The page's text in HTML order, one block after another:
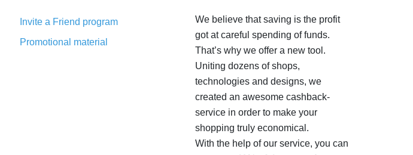
Invite a Friend program
Promotional material
We believe that saving is the profit
got at careful spending of funds.
That’s why we offer a new tool.
Uniting dozens of shops,
technologies and designs, we
created an awesome cashback-
service in order to make your
shopping truly economical.
With the help of our service, you can